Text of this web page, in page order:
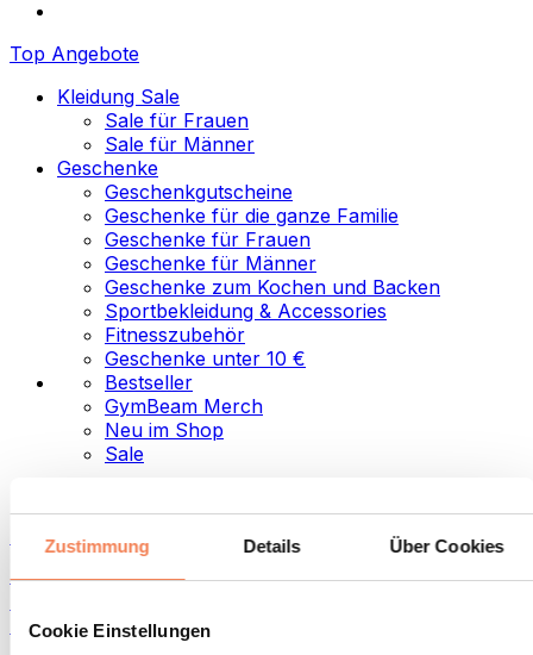
Zustimmung Details Über Cookies
Cookie Einstellungen
Top Angebote
Kleidung Sale
Sale für Frauen
Sale für Männer
Geschenke
Geschenkgutscheine
Geschenke für die ganze Familie
Geschenke für Frauen
Geschenke für Männer
Geschenke zum Kochen und Backen
Sportbekleidung & Accessories
Fitnesszubehör
Geschenke unter 10 €
Bestseller
GymBeam Merch
Neu im Shop
Sale
Lebensmittel
Fitness-Food
Aufstriche und Pasten